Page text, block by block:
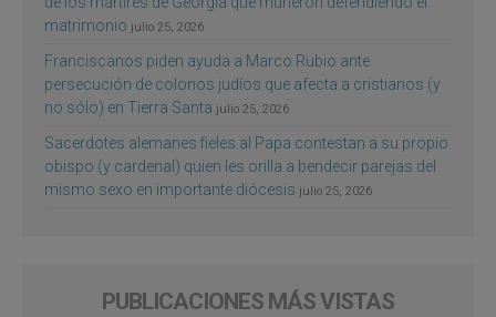
matrimonio julio 25, 2026
Franciscanos piden ayuda a Marco Rubio ante
persecución de colonos judíos que afecta a cristianos (y
no sólo) en Tierra Santa julio 25, 2026
Sacerdotes alemanes fieles al Papa contestan a su propio
obispo (y cardenal) quien les orilla a bendecir parejas del
mismo sexo en importante diócesis julio 25, 2026
PUBLICACIONES MÁS VISTAS